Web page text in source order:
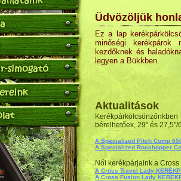
Üdvözöljük
Ez a lap
minőségi
kezdőknek és
legyen a Bükkben.
Aktualitások
bérelhetőek, 29" és
A Specialized Pitch Comp
A Specialized Rockhopper
Női kerékpárjaink a
A Cross Travel Lady
A Cross Fusion Lady